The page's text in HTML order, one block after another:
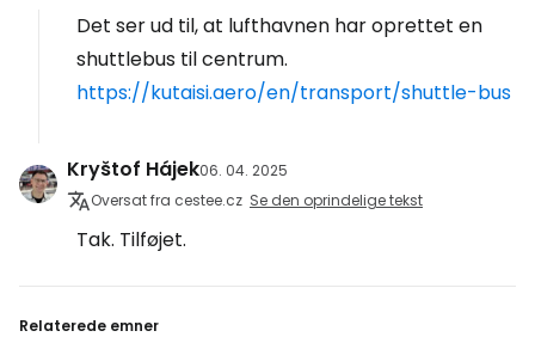
Det ser ud til, at lufthavnen har oprettet en
shuttlebus til centrum.
https://kutaisi.aero/en/transport/shuttle-bus
Kryštof Hájek06. 04. 2025
Oversat fra cestee.cz Se den oprindelige tekst
Tak. Tilføjet.
Relaterede emner